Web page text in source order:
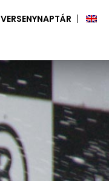
VERSENYNAPTÁR